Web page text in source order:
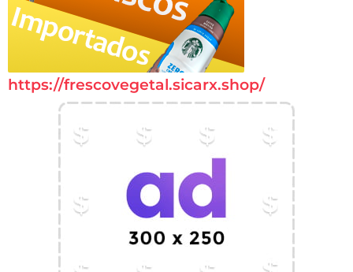
https://frescovegetal.sicarx.shop/